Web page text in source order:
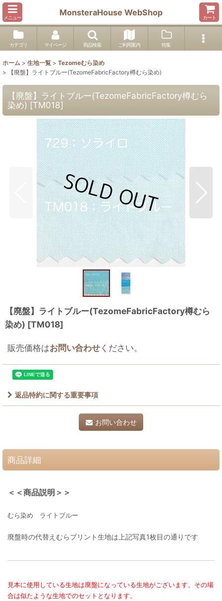
メニュー
MonsteraHouse WebShop
カート
カテゴリ マイページ 商品検索 ご利用案内 特集
ホーム > 生地一覧 > Tezomeむら染め
>
【廃盤】ライトブルー(TezomeFabricFactory樽むら染め)
【廃盤】ライトブルー(TezomeFabricFactory樽むら
染め) [TM018]
【廃盤】ライトブルー(TezomeFabricFactory樽むら
染め) [TM018]
販売価格はお問い合わせください。
返品特約に関する重要事項
お問い合わせ
商品詳細
＜＜商品説明＞＞
むら染め ライトブルー
廃盤時の代替えむらプリント生地は上記写真1枚目の通りです
見本に使用している生地は廃盤になっている生地がございます。その場
合は似たような生地でのセットとなります。